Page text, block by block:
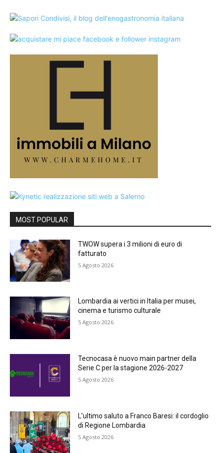
MOST POPULAR
TWOW supera i 3 milioni di euro di
fatturato
5 Agosto 2026
Lombardia ai vertici in Italia per musei,
cinema e turismo culturale
5 Agosto 2026
Tecnocasa è nuovo main partner della
Serie C per la stagione 2026-2027
5 Agosto 2026
L’ultimo saluto a Franco Baresi: il cordoglio
di Regione Lombardia
5 Agosto 2026